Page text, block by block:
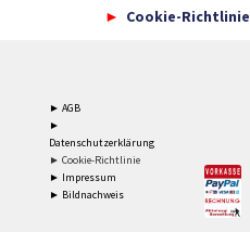
Cookie-Richtlinie
► AGB
►
Datenschutzerklärung
► Cookie-Richtlinie
► Impressum
► Bildnachweis